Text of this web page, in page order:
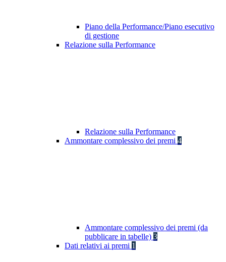
Piano della Performance/Piano esecutivo
di gestione
Relazione sulla Performance
Relazione sulla Performance
Ammontare complessivo dei premi 4
Ammontare complessivo dei premi (da
pubblicare in tabelle) 3
Dati relativi ai premi 1